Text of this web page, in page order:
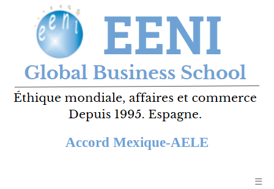
Accord Mexique-AELE
☰